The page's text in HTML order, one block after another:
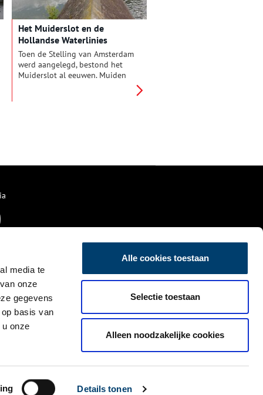
media te
onze
gegevens
basis van
u onze
Details tonen
Alle cookies toestaan
Selectie toestaan
Alleen noodzakelijke cookies
Het Muiderslot en de
Hollandse Waterlinies
Toen de Stelling van Amsterdam
werd aangelegd, bestond het
Muiderslot al eeuwen. Muiden